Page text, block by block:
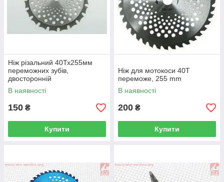
Ніж різальний 40Тх255мм
переможних зубів,
двосторонній
В наявності
150 ₴
Купити
Ніж для мотокоси 40T
переможе, 255 mm
В наявності
200 ₴
Купити